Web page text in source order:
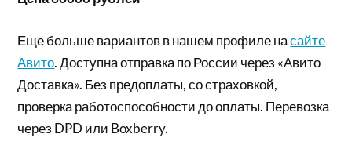
Еще больше вариантов в нашем профиле насайте
Авито. Доступна отправка по России через «Авито
Доставка». Без предоплаты, со страховкой,
проверка работоспособности до оплаты. Перевозка
через DPD или Boxberry.